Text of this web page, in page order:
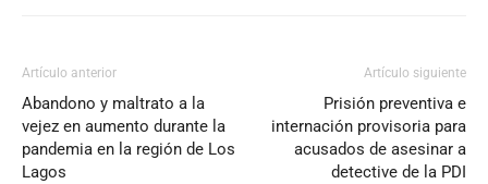
Artículo anterior
Abandono y maltrato a la
vejez en aumento durante la
pandemia en la región de Los
Lagos
Artículo siguiente
Prisión preventiva e
internación provisoria para
acusados de asesinar a
detective de la PDI